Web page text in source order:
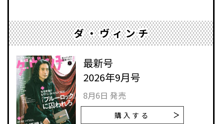
ダ・ヴィンチ
最新号
2026年9月号
8月6日 発売
購入する